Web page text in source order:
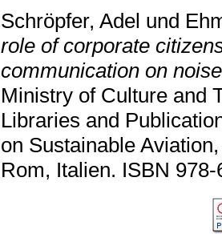
Schröpfer, Adel und
role of corporate
communication on
Ministry of Culture and
Libraries and
on Sustainable
Rom, Italien. ISBN